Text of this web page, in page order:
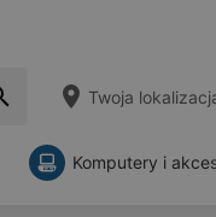
Twoja
Komputery i